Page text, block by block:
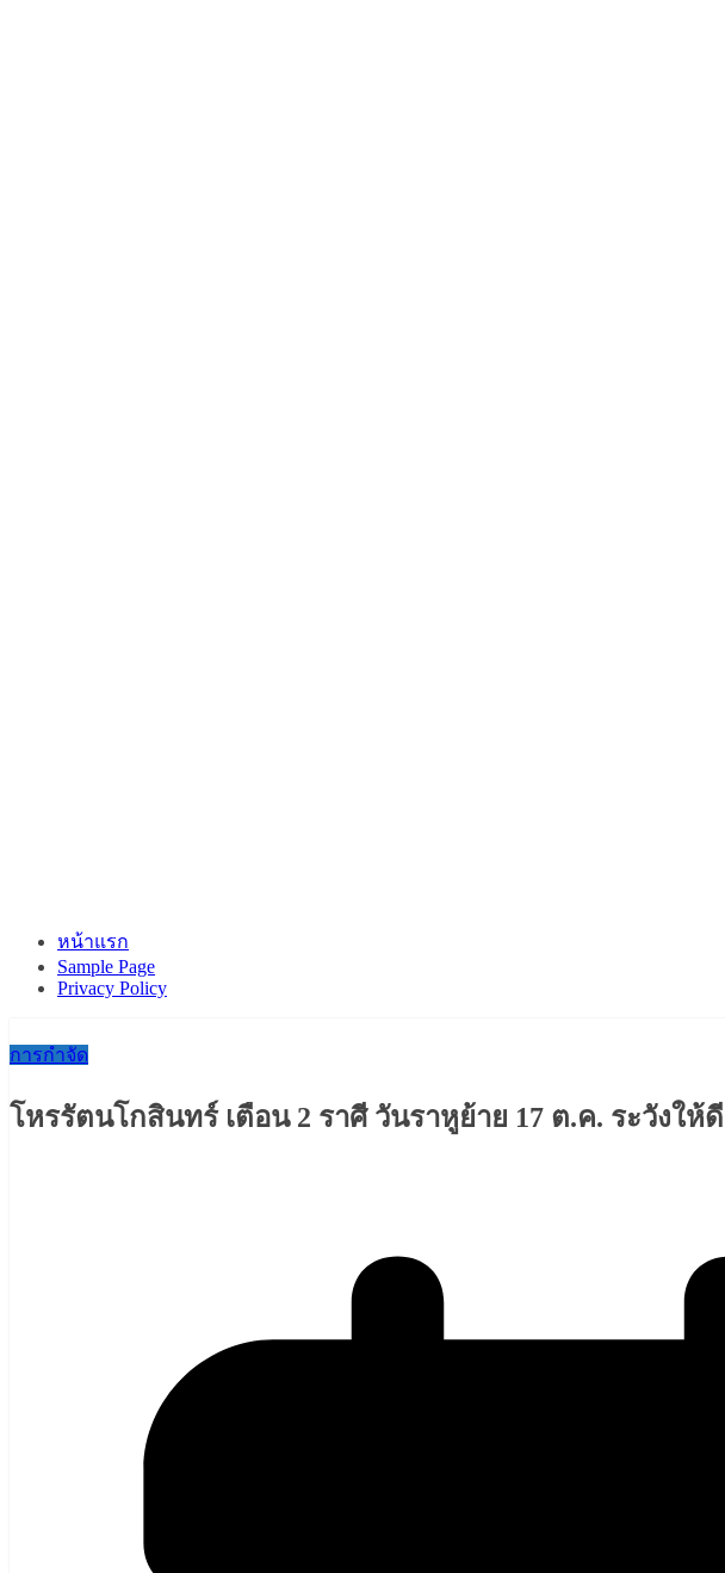
หน้าแรก
Sample Page
Privacy Policy
การกำจัด
โหรรัตนโกสินทร์ เตือน 2 ราศี วันราหูย้าย 17 ต.ค. ระวังให้ดี